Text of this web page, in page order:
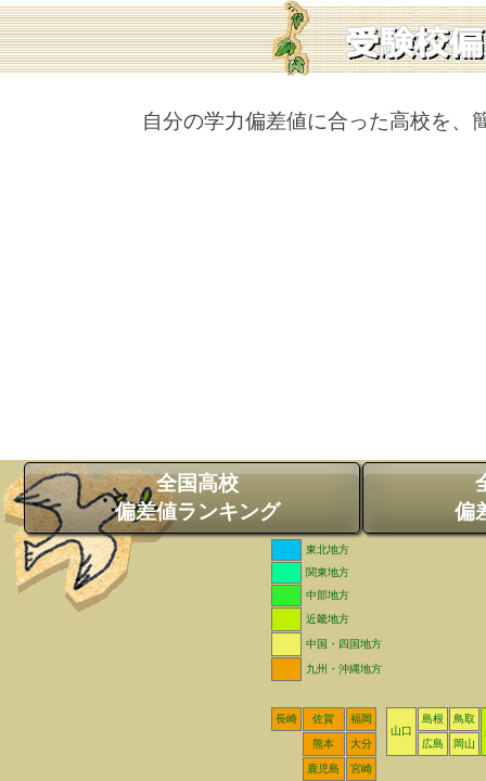
自分の学力偏差値に合った高校を、
全国高校
偏差値ランキング
偏
東北地方
関東地方
中部地方
近畿地方
中国・四国地方
九州・沖縄地方
長崎 佐賀
福岡
山口
島根
鳥取
熊本
大分 広島 岡山
鹿児島 宮崎